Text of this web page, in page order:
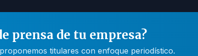
prensa de tu empresa?
titulares con enfoque periodístico.